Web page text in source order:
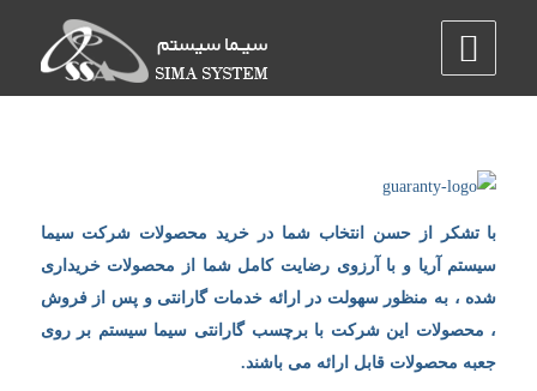
با تشکر از حسن انتخاب شما در خرید محصولات شرکت سیما
سیستم آریا و با آرزوی رضایت کامل شما از محصولات خریداری
شده ، به منظور سهولت در ارائه خدمات گارانتی و پس از فروش
، محصولات این شرکت با برچسب گارانتی سیما سیستم بر روی
جعبه محصولات قابل ارائه می باشند.